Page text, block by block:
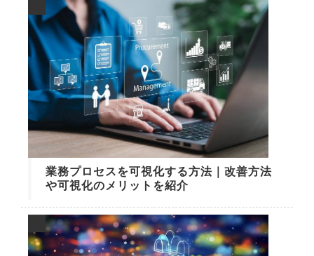
業務プロセスを可視化する方法｜改善方法
や可視化のメリットを紹介